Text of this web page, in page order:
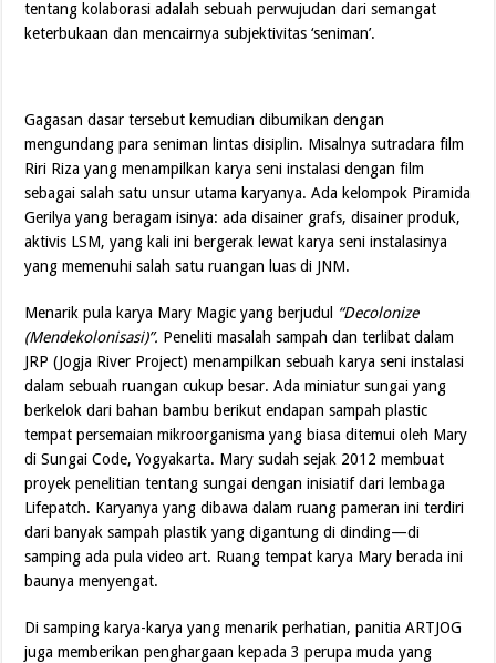
tentang kolaborasi adalah sebuah perwujudan dari semangat
keterbukaan dan mencairnya subjektivitas ‘seniman’.
Gagasan dasar tersebut kemudian dibumikan dengan
mengundang para seniman lintas disiplin. Misalnya sutradara film
Riri Riza yang menampilkan karya seni instalasi dengan film
sebagai salah satu unsur utama karyanya. Ada kelompok Piramida
Gerilya yang beragam isinya: ada disainer grafs, disainer produk,
aktivis LSM, yang kali ini bergerak lewat karya seni instalasinya
yang memenuhi salah satu ruangan luas di JNM.
Menarik pula karya Mary Magic yang berjudul
“Decolonize
(Mendekolonisasi)”. Peneliti masalah sampah dan terlibat dalam
JRP (Jogja River Project) menampilkan sebuah karya seni instalasi
dalam sebuah ruangan cukup besar. Ada miniatur sungai yang
berkelok dari bahan bambu berikut endapan sampah plastic
tempat persemaian mikroorganisma yang biasa ditemui oleh Mary
di Sungai Code, Yogyakarta. Mary sudah sejak 2012 membuat
proyek penelitian tentang sungai dengan inisiatif dari lembaga
Lifepatch. Karyanya yang dibawa dalam ruang pameran ini terdiri
dari banyak sampah plastik yang digantung di dinding—di
samping ada pula video art. Ruang tempat karya Mary berada ini
baunya menyengat.
Di samping karya-karya yang menarik perhatian, panitia ARTJOG
juga memberikan penghargaan kepada 3 perupa muda yang